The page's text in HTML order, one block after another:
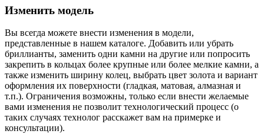
Изменить модель
Вы всегда можете внести изменения в модели,
представленные в нашем каталоге. Добавить или убрать
бриллианты, заменить одни камни на другие или попросить
закрепить в кольцах более крупные или более мелкие камни, а
также изменить ширину колец, выбрать цвет золота и вариант
оформления их поверхности (гладкая, матовая, алмазная и
т.п.). Ограничения возможны, только если внести желаемые
вами изменения не позволит технологический процесс (о
таких случаях технолог расскажет вам на примерке и
консультации).